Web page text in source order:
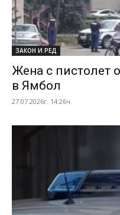
ЗАКОН И РЕД
Жена с пистолет
в Ямбол
27.07.2026г. 14:26ч.